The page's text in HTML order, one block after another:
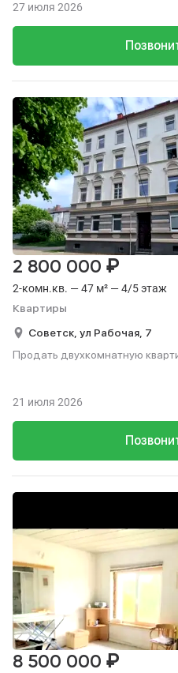
27 июля 2026
2-комн.кв. — 47 м² — 4/5 этаж
Квартиры
2 800 000 ₽
Советск, ул Рабочая, 7
Продать двухкомнатную
21 июля 2026
8 500 000 ₽